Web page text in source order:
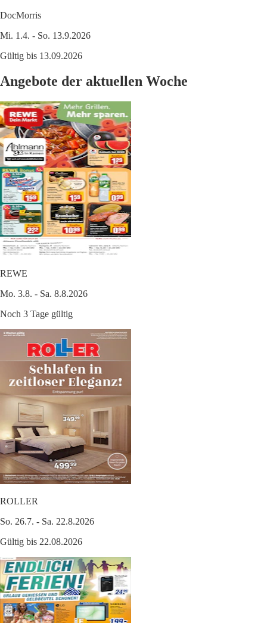
DocMorris
Mi. 1.4. - So. 13.9.2026
Gültig bis 13.09.2026
Angebote der aktuellen Woche
REWE
Mo. 3.8. - Sa. 8.8.2026
Noch 3 Tage gültig
ROLLER
So. 26.7. - Sa. 22.8.2026
Gültig bis 22.08.2026